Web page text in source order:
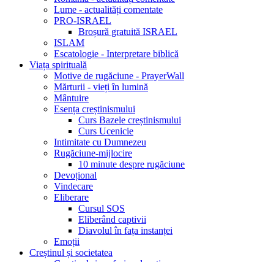
Lume - actualități comentate
PRO-ISRAEL
Broșură gratuită ISRAEL
ISLAM
Escatologie - Interpretare biblică
Viața spirituală
Motive de rugăciune - PrayerWall
Mărturii - vieți în lumină
Mântuire
Esența creștinismului
Curs Bazele creștinismului
Curs Ucenicie
Intimitate cu Dumnezeu
Rugăciune-mijlocire
10 minute despre rugăciune
Devoțional
Vindecare
Eliberare
Cursul SOS
Eliberând captivii
Diavolul în fața instanței
Emoții
Creștinul și societatea